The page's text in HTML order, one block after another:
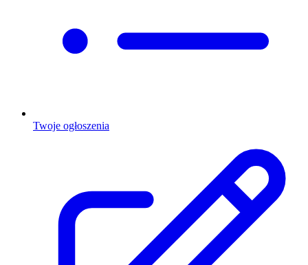
Twoje ogłoszenia